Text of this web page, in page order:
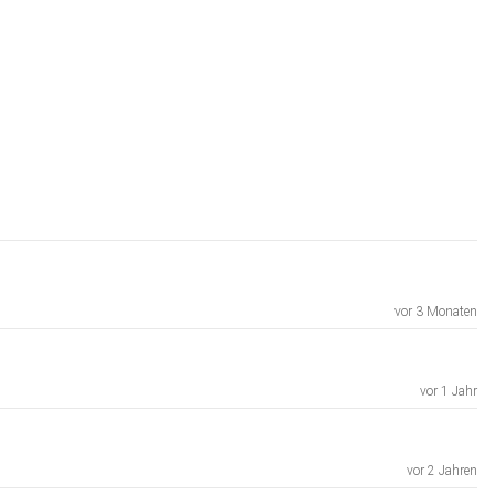
vor 3 Monaten
vor 1 Jahr
vor 2 Jahren